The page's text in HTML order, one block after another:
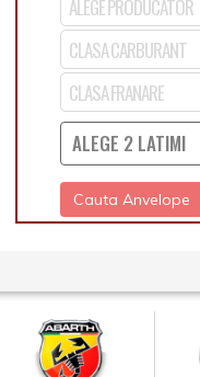
ALEGE 2 LATIMI
Cauta Anvelope